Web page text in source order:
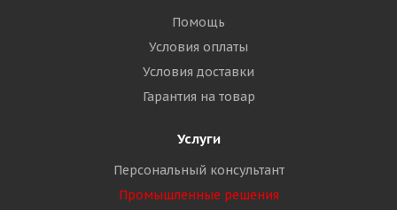
Помощь
Условия оплаты
Условия доставки
Гарантия на товар
Услуги
Персональный консультант
Промышленные решения